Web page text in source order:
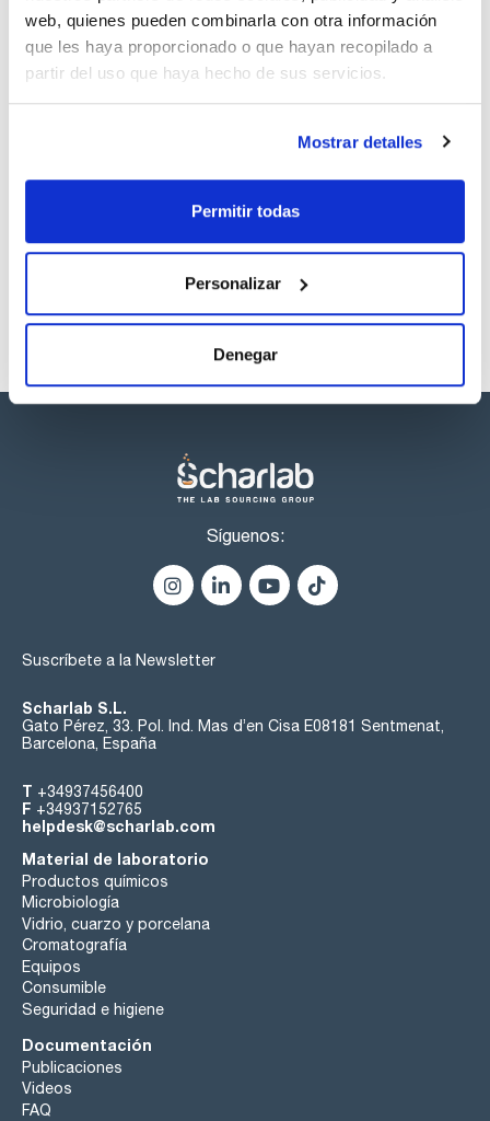
web, quienes pueden combinarla con otra información
que les haya proporcionado o que hayan recopilado a
partir del uso que haya hecho de sus servicios.
Mostrar detalles
Permitir todas
Personalizar
Denegar
- IATA/ICAO: 9 III UN 3077
- Frases H-GHS : H400 - H410 - H302 - H315 - H319 - H335
- Frases P-GHS: P261 - P280 - P305+P351+P338 - P321 -
- Partida arancelaria: 2852 10 00 00
resíduo de calcinación : max. 0,1 %
TDS / Ficha técnica
Regístrate para
descargas
Regístrate para
descargas
SDS/ Hoja de seguridad
productos marca Scharlau habitualmente en stock,
Síguenos:
Suscríbete a la Newsletter
Scharlab S.L.
Gato Pérez, 33. Pol. Ind. Mas d’en Cisa E08181 Sentmenat,
Barcelona, España
T +34937456400
F +34937152765
helpdesk@scharlab.com
Material de laboratorio
Productos químicos
Microbiología
Vidrio, cuarzo y porcelana
Cromatografía
Equipos
Consumible
Seguridad e higiene
Documentación
Publicaciones
Videos
FAQ